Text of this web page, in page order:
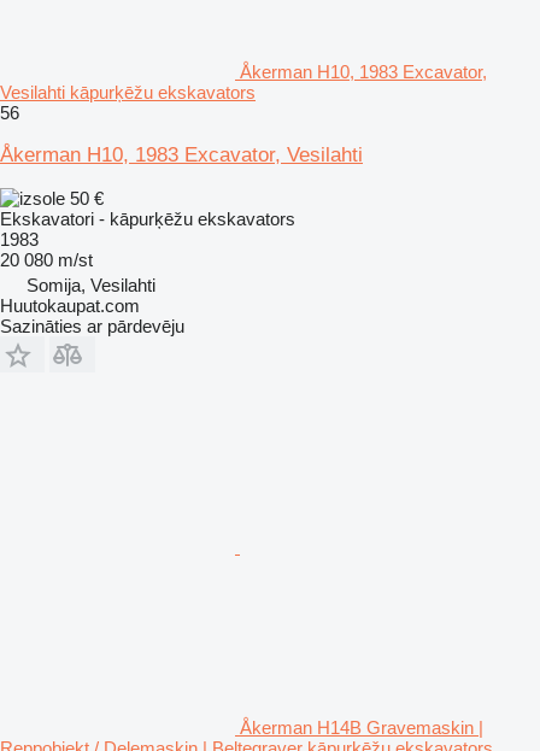
Åkerman H10, 1983 Excavator,
Vesilahti kāpurķēžu ekskavators
56
Åkerman H10, 1983 Excavator, Vesilahti
50 €
Ekskavatori - kāpurķēžu ekskavators
1983
20 080 m/st
Somija, Vesilahti
Huutokaupat.com
Sazināties ar pārdevēju
Åkerman H14B Gravemaskin |